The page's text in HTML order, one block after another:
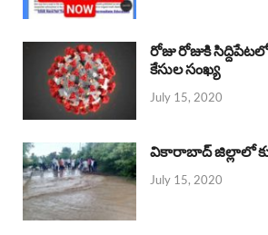
రోజు రోజుకి
కేసుల సంఖ్య
July 15, 2020
వికారాబాద్ జిల్లాలో
July 15, 2020